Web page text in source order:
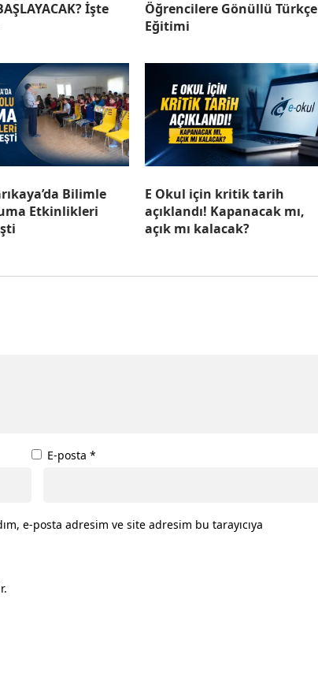
İşte
Öğrencilere Gönüllü Türkçe
Eğitimi
Bilimle
Etkinlikleri
E Okul için kritik tarih
açıklandı! Kapanacak mı,
açık mı kalacak?
E-posta *
e-posta adresim ve site adresim bu tarayıcıya